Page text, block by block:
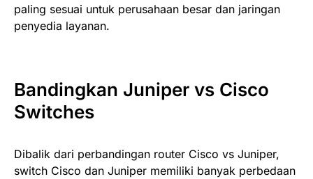
paling sesuai untuk perusahaan besar dan jaringan
penyedia layanan.
Bandingkan Juniper vs Cisco
Switches
Dibalik dari perbandingan router Cisco vs Juniper,
switch Cisco dan Juniper memiliki banyak perbedaan